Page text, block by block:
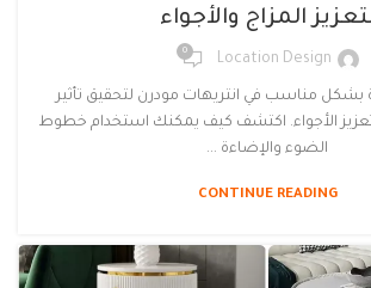
المزاج والأجواء
Location Design
0
بشكل مناسب في انتريهات مودرن لتحقيق تأثير
وتعزيز الأجواء. اكتشف كيف يمكنك استخدام خطوط
الضوء والإضاءة ...
CONTINUE READING